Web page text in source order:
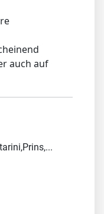
auch auf